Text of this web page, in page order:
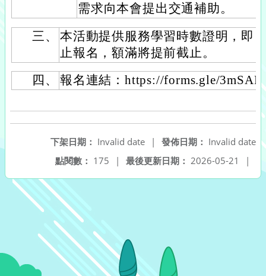
需求向本會提出交通補助。
三、
本活動提供服務學習時數證明，即
止報名，額滿將提前截止。
四、
報名連結：https://forms.gle/
發佈日期： Invalid date
下架日期： Invalid date
|
最後更新日期： 2026-05-21 |
點閱數： 175 |